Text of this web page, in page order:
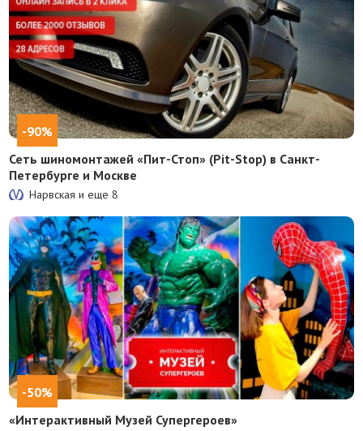
-90%
Сеть шиномонтажей «Пит-Стоп» (Pit-Stop) в Санкт-
Петербурге и Москве
Нарвская и еще8
-50%
«Интерактивный Музей Супергероев»